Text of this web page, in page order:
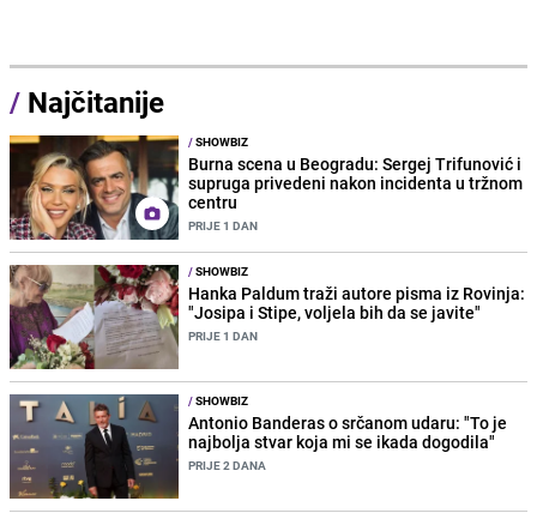
/ Najčitanije
/SHOWBIZ
Burna scena u Beogradu: Sergej Trifunović i
supruga privedeni nakon incidenta u tržnom
centru
PRIJE 1 DAN
/SHOWBIZ
Hanka Paldum traži autore pisma iz Rovinja:
"Josipa i Stipe, voljela bih da se javite"
PRIJE 1 DAN
/SHOWBIZ
Antonio Banderas o srčanom udaru: "To je
najbolja stvar koja mi se ikada dogodila"
PRIJE 2 DANA